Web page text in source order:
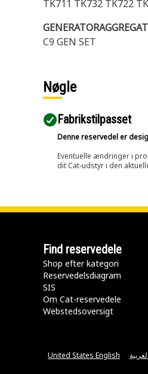
TK711 TK732 TK722
GENERATORAGGREGAT
C9 GEN SET
Nøgle
Fabrikstilpasset
Denne reservedel er
Eventuelle ændringer i
dit Cat-udstyr i den
Find reservedele
Shop efter kategori
Reservedelsdiagram
SIS
Om Cat-reservedele
Webstedsoversigt
United States English